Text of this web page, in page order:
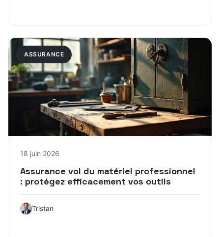
ASSURANCE
18 juin 2026
Assurance vol du matériel professionnel
: protégez efficacement vos outils
Tristan